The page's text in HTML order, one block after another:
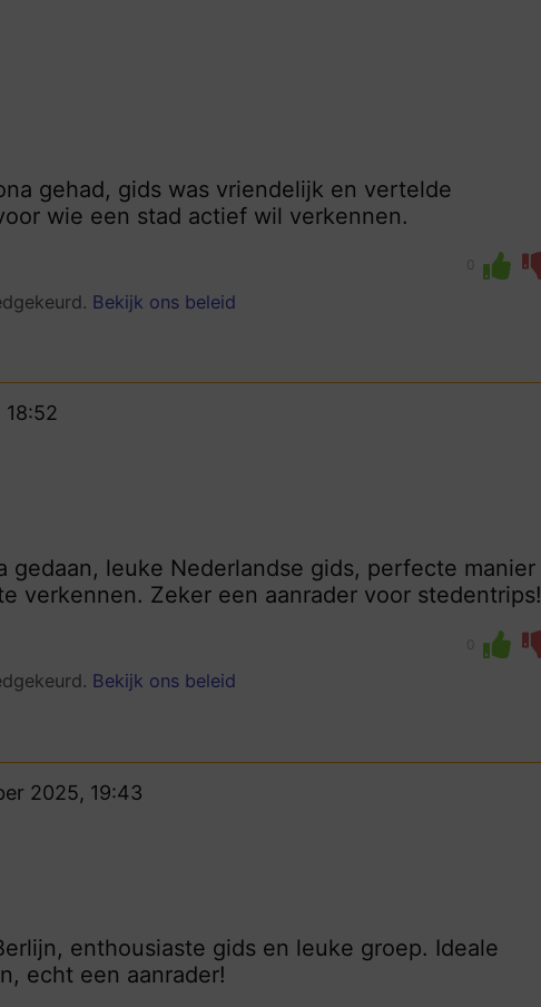
gehad, gids was vriendelijk en vertelde
wie een stad actief wil verkennen.
0
Bekijk ons beleid
gedaan, leuke Nederlandse gids, perfecte manier
verkennen. Zeker een aanrader voor stedentrips!
0
Bekijk ons beleid
2025, 19:43
enthousiaste gids en leuke groep. Ideale
echt een aanrader!